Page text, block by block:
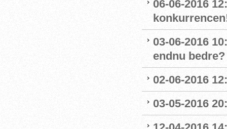
06-06-2016
03-06-2016
endnu bedre?
02-06-2016
03-05-2016